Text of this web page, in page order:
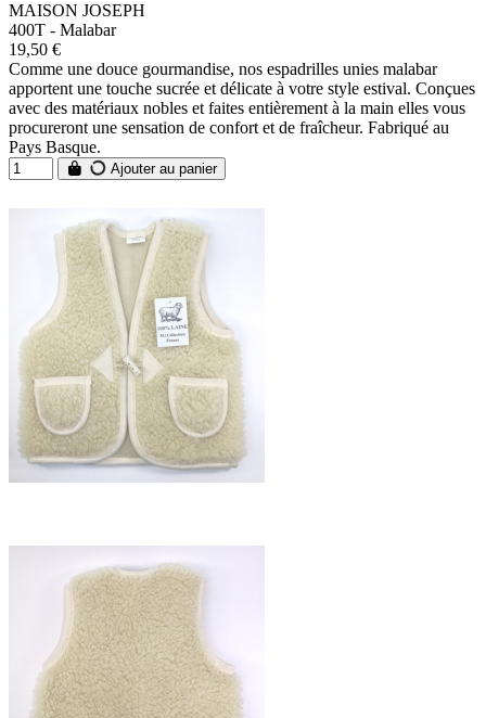
MAISON JOSEPH
400T - Malabar
19,50 €
Comme une douce gourmandise, nos espadrilles unies malabar
apportent une touche sucrée et délicate à votre style estival. Conçues
avec des matériaux nobles et faites entièrement à la main elles vous
procureront une sensation de confort et de fraîcheur. Fabriqué au
Pays Basque.
Ajouter au panier